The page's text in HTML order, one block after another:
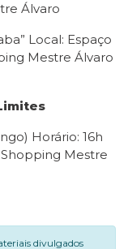
Álvaro
Local: Espaço
Mestre Álvaro
Horário: 16h
Mestre
divulgados